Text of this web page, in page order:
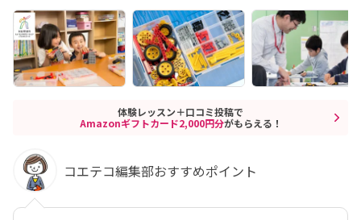
体験レッスン＋口コミ投稿で
Amazonギフトカード2,000円分がもらえる！
コエテコ編集部おすすめポイント